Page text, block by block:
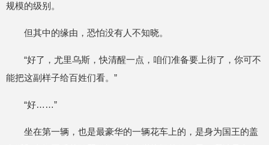
规模的级别。
但其中的缘由，恐怕没有人不知晓。
“好了，尤里乌斯，快清醒一点，咱们准备要上街了，你可不
能把这副样子给百姓们看。”
“好……”
坐在第一辆，也是最豪华的一辆花车上的，是身为国王的盖